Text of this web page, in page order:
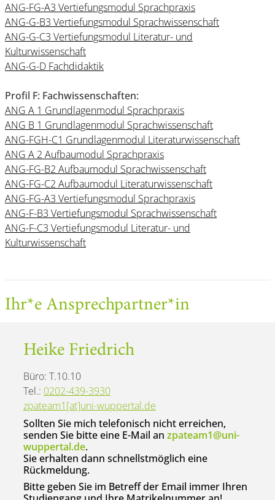
ANG-FG-A3 Vertiefungsmodul Sprachpraxis
ANG-G-B3 Vertiefungsmodul Sprachwissenschaft
ANG-G-C3 Vertiefungsmodul Literatur- und
Kulturwissenschaft
ANG-G-D Fachdidaktik
Profil F: Fachwissenschaften:
ANG A 1 Grundlagenmodul Sprachpraxis
ANG B 1 Grundlagenmodul Sprachwissenschaft
ANG-FGH-C1 Grundlagenmodul Literaturwissenschaft
ANG A 2 Aufbaumodul Sprachpraxis
ANG-FG-B2 Aufbaumodul Sprachwissenschaft
ANG-FG-C2 Aufbaumodul Literaturwissenschaft
ANG-FG-A3 Vertiefungsmodul Sprachpraxis
ANG-F-B3 Vertiefungsmodul Sprachwissenschaft
ANG-F-C3 Vertiefungsmodul Literatur- und
Kulturwissenschaft
Ihr*e Ansprechpartner*in
Heike Friedrich
Büro: T.10.10
Tel.: 0202-439-3930
zpateam1[at]uni-wuppertal.de
Sollten Sie mich telefonisch nicht erreichen,
senden Sie bitte eine E-Mail an zpateam1@uni-
wuppertal.de.
Sie erhalten dann schnellstmöglich eine
Rückmeldung.
Bitte geben Sie im Betreff der Email immer Ihren